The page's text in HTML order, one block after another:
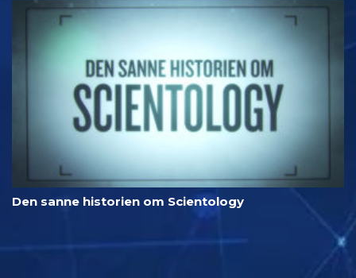
Den sanne historien om Scientology